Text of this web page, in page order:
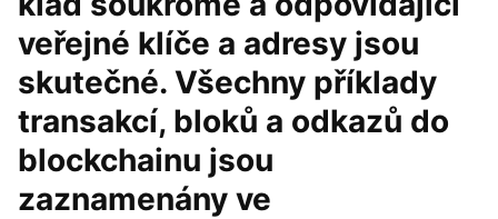
veřejné klíče a adresy jsou
skutečné. Všechny příklady
transakcí, bloků a odkazů do
blockchainu jsou
zaznamenány ve